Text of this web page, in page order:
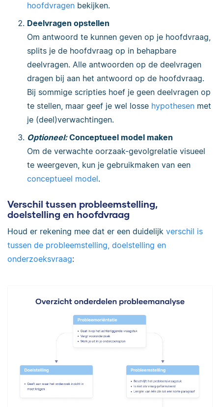
hoofdvragen bekijken.
Deelvragen opstellen
Om antwoord te kunnen geven op je hoofdvraag,
splits je de hoofdvraag op in behapbare
deelvragen. Alle antwoorden op de deelvragen
dragen bij aan het antwoord op de hoofdvraag.
Bij sommige scripties hoef je geen deelvragen op
te stellen, maar geef je wel losse hypothesen met
je (deel)verwachtingen.
Optioneel:Conceptueel model maken
Om de verwachte oorzaak-gevolgrelatie visueel
te weergeven, kun je gebruikmaken van een
conceptueel model.
Verschil tussen probleemstelling,
doelstelling en hoofdvraag
Houd er rekening mee dat er een duidelijk verschil is
tussen de probleemstelling, doelstelling en
onderzoeksvraag: